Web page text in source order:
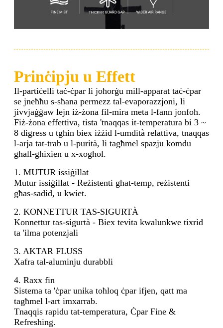
Prinċipju u Effett
Il-partiċelli taċ-ċpar li joħorġu mill-apparat taċ-ċpar
se jneħħu s-sħana permezz tal-evaporazzjoni, li
jivvjaġġaw lejn iż-żona fil-mira meta l-fann jonfoħ.
Fiż-żona effettiva, tista 'tnaqqas it-temperatura bi 3 ~
8 digress u tgħin biex iżżid l-umdità relattiva, tnaqqas
l-arja tat-trab u l-purità, li tagħmel spazju komdu
għall-għixien u x-xogħol.
1. MUTUR issiġillat
Mutur issiġillat - Reżistenti għat-temp, reżistenti
għas-sadid, u kwiet.
2. KONNETTUR TAS-SIGURTÀ
Konnettur tas-sigurtà - Biex tevita kwalunkwe tixrid
ta 'ilma potenzjali
3. AKTAR FLUSS
Xafra tal-aluminju durabbli
4. Raxx fin
Sistema ta 'ċpar unika toħloq ċpar ifjen, qatt ma
tagħmel l-art imxarrab.
Tnaqqis rapidu tat-temperatura, Ċpar Fine &
Refreshing.